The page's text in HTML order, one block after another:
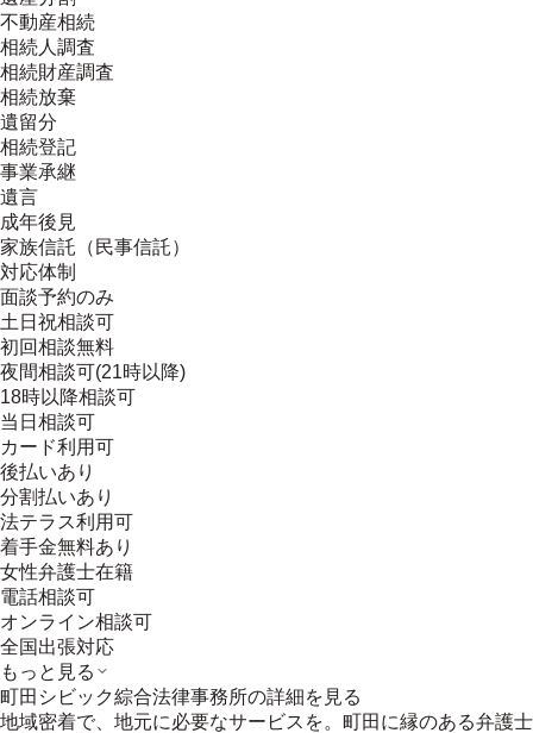
不動産相続
相続人調査
相続財産調査
相続放棄
遺留分
相続登記
事業承継
遺言
成年後見
家族信託（民事信託）
対応体制
面談予約のみ
土日祝相談可
初回相談無料
夜間相談可(21時以降)
18時以降相談可
当日相談可
カード利用可
後払いあり
分割払いあり
法テラス利用可
着手金無料あり
女性弁護士在籍
電話相談可
オンライン相談可
全国出張対応
もっと見る
町田シビック綜合法律事務所の詳細を見る
地域密着で、地元に必要なサービスを。町田に縁のある弁護士